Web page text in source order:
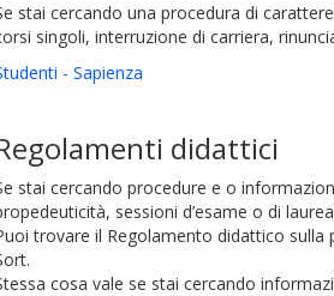
stai cercando una procedura di
singoli, interruzione di carriera,
- Sapienza
didattici
stai cercando procedure e o
sessioni d’esame o di
trovare il Regolamento didattico
cosa vale se stai cercando